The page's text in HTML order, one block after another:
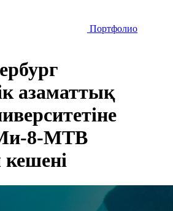
Портфолио
азаматтық
8-МТВ